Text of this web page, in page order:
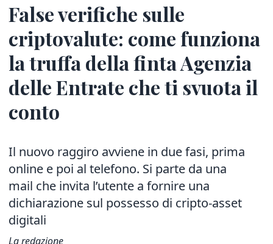
False verifiche sulle
criptovalute: come funziona
la truffa della finta Agenzia
delle Entrate che ti svuota il
conto
Il nuovo raggiro avviene in due fasi, prima
online e poi al telefono. Si parte da una
mail che invita l’utente a fornire una
dichiarazione sul possesso di cripto-asset
digitali
La redazione